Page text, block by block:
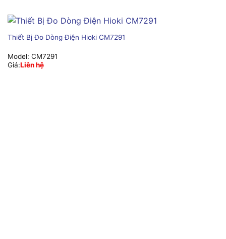
Thiết Bị Đo Dòng Điện Hioki CM7291
Model: CM7291
Giá:Liên hệ